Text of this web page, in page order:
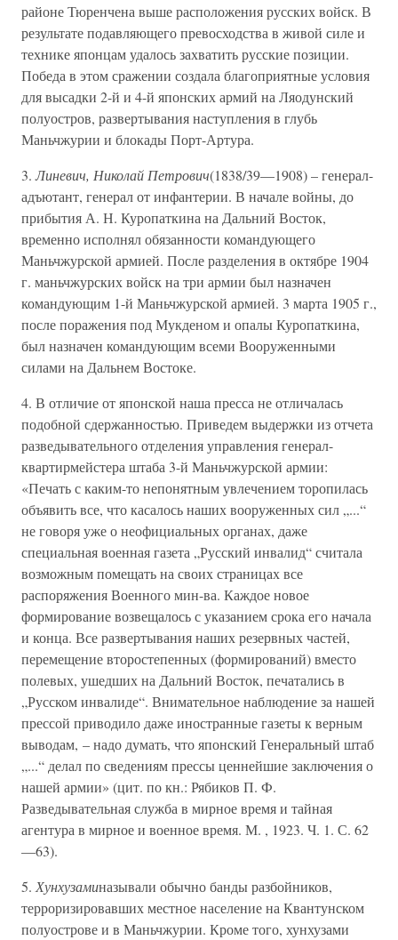
районе Тюренчена выше расположения русских войск. В
результате подавляющего превосходства в живой силе и
технике японцам удалось захватить русские позиции.
Победа в этом сражении создала благоприятные условия
для высадки 2-й и 4-й японских армий на Ляодунский
полуостров, развертывания наступления в глубь
Маньчжурии и блокады Порт-Артура.
3.Линевич, Николай Петрович(1838/39—1908) – генерал-
адъютант, генерал от инфантерии. В начале войны, до
прибытия А. Н. Куропаткина на Дальний Восток,
временно исполнял обязанности командующего
Маньчжурской армией. После разделения в октябре 1904
г. маньчжурских войск на три армии был назначен
командующим 1-й Маньчжурской армией. 3 марта 1905 г.,
после поражения под Мукденом и опалы Куропаткина,
был назначен командующим всеми Вооруженными
силами на Дальнем Востоке.
4. В отличие от японской наша пресса не отличалась
подобной сдержанностью. Приведем выдержки из отчета
разведывательного отделения управления генерал-
квартирмейстера штаба 3-й Маньчжурской армии:
«Печать с каким-то непонятным увлечением торопилась
объявить все, что касалось наших вооруженных сил „...“
не говоря уже о неофициальных органах, даже
специальная военная газета „Русский инвалид“ считала
возможным помещать на своих страницах все
распоряжения Военного мин-ва. Каждое новое
формирование возвещалось с указанием срока его начала
и конца. Все развертывания наших резервных частей,
перемещение второстепенных (формирований) вместо
полевых, ушедших на Дальний Восток, печатались в
„Русском инвалиде“. Внимательное наблюдение за нашей
прессой приводило даже иностранные газеты к верным
выводам, – надо думать, что японский Генеральный штаб
„...“ делал по сведениям прессы ценнейшие заключения о
нашей армии» (цит. по кн.: Рябиков П. Ф.
Разведывательная служба в мирное время и тайная
агентура в мирное и военное время. М. , 1923. Ч. 1. С. 62
—63).
5. Хунхузаминазывали обычно банды разбойников,
терроризировавших местное население на Квантунском
полуострове и в Маньчжурии. Кроме того, хунхузами